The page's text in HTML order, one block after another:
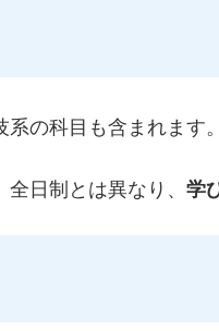
系の科目も含まれます
全日制とは異なり、 学